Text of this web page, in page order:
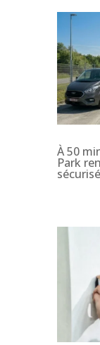
À 50
Park